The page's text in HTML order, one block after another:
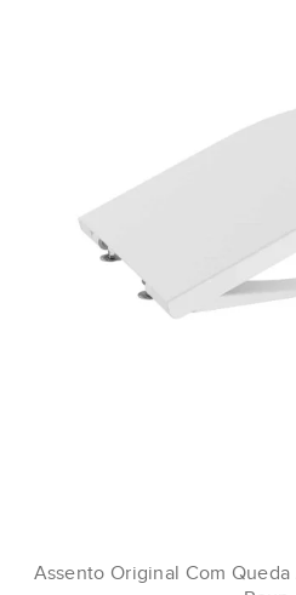
Assento Original Com